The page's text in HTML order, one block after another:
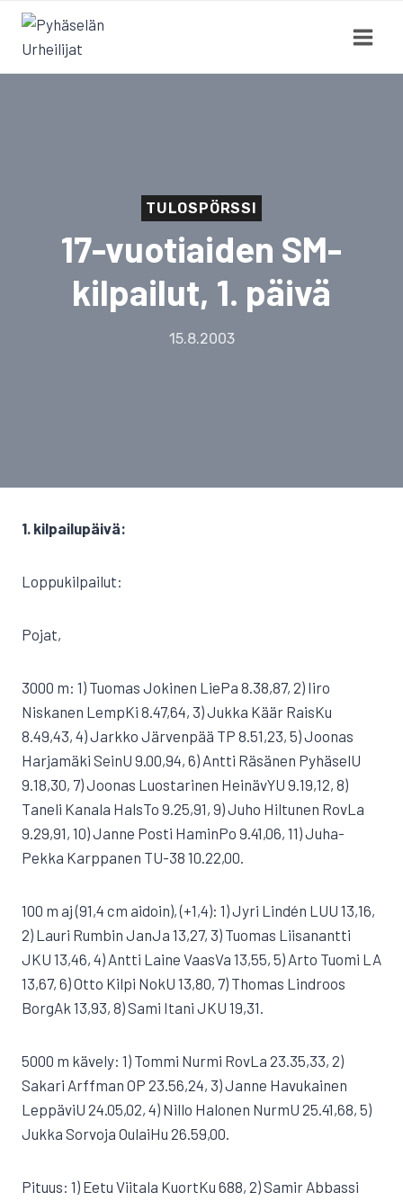
Siirry
sisältöön
TULOSPÖRSSI
17-vuotiaiden SM-
kilpailut, 1. päivä
15.8.2003
1. kilpailupäivä:
Loppukilpailut:
Pojat,
3000 m: 1) Tuomas Jokinen LiePa 8.38,87, 2) Iiro
Niskanen LempKi 8.47,64, 3) Jukka Käär RaisKu
8.49,43, 4) Jarkko Järvenpää TP 8.51,23, 5) Joonas
Harjamäki SeinU 9.00,94, 6) Antti Räsänen PyhäselU
9.18,30, 7) Joonas Luostarinen HeinävYU 9.19,12, 8)
Taneli Kanala HalsTo 9.25,91, 9) Juho Hiltunen RovLa
9.29,91, 10) Janne Posti HaminPo 9.41,06, 11) Juha-
Pekka Karppanen TU-38 10.22,00.
100 m aj (91,4 cm aidoin), (+1,4): 1) Jyri Lindén LUU 13,16,
2) Lauri Rumbin JanJa 13,27, 3) Tuomas Liisanantti
JKU 13,46, 4) Antti Laine VaasVa 13,55, 5) Arto Tuomi LA
13,67, 6) Otto Kilpi NokU 13,80, 7) Thomas Lindroos
BorgAk 13,93, 8) Sami Itani JKU 19,31.
5000 m kävely: 1) Tommi Nurmi RovLa 23.35,33, 2)
Sakari Arffman OP 23.56,24, 3) Janne Havukainen
LeppäviU 24.05,02, 4) Nillo Halonen NurmU 25.41,68, 5)
Jukka Sorvoja OulaiHu 26.59,00.
Pituus: 1) Eetu Viitala KuortKu 688, 2) Samir Abbassi